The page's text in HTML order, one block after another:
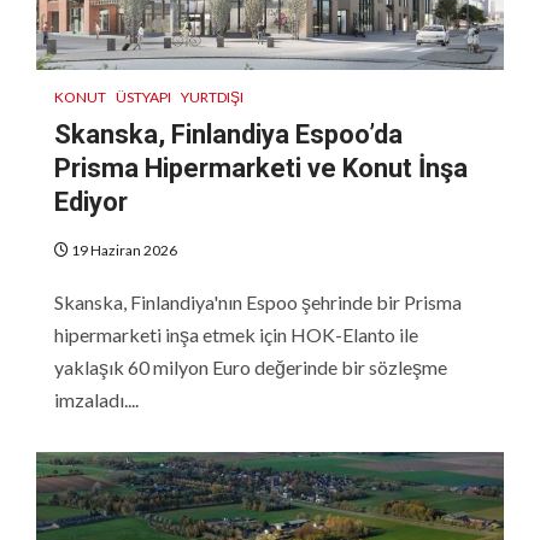
KONUT ÜSTYAPI YURTDIŞI
Skanska, Finlandiya Espoo’da
Prisma Hipermarketi ve Konut İnşa
Ediyor
19 Haziran 2026
Skanska, Finlandiya'nın Espoo şehrinde bir Prisma
hipermarketi inşa etmek için HOK-Elanto ile
yaklaşık 60 milyon Euro değerinde bir sözleşme
imzaladı....